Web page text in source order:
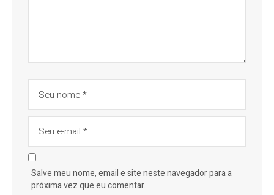
Salve meu nome, email e site neste navegador para a
próxima vez que eu comentar.